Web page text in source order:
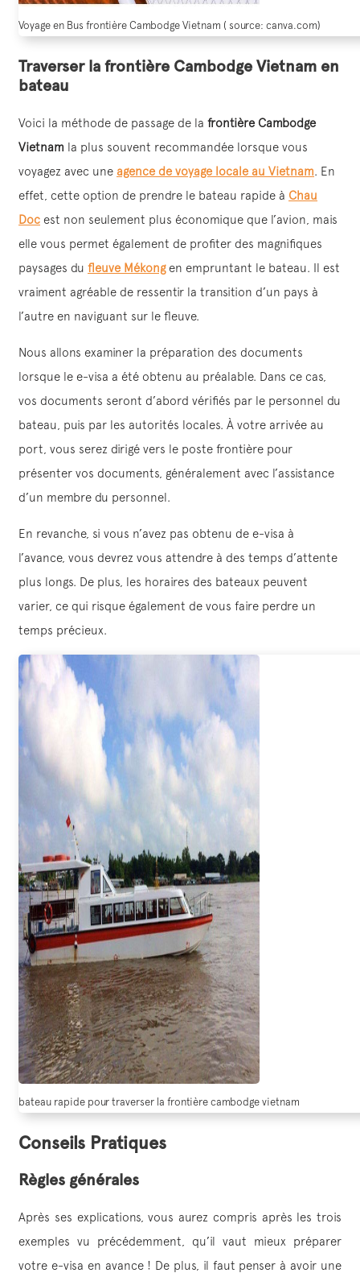
Voyage en Bus frontière Cambodge Vietnam ( source: canva.com)
Traverser la frontière Cambodge Vietnam en
bateau
Voici la méthode de passage de la frontière Cambodge
Vietnam la plus souvent recommandée lorsque vous
voyagez avec une agence de voyage locale au Vietnam. En
effet, cette option de prendre le bateau rapide à Chau
Doc est non seulement plus économique que l’avion, mais
elle vous permet également de profiter des magnifiques
paysages du fleuve Mékongen empruntant le bateau. Il est
vraiment agréable de ressentir la transition d’un pays à
l’autre en naviguant sur le fleuve.
Nous allons examiner la préparation des documents
lorsque le e-visa a été obtenu au préalable. Dans ce cas,
vos documents seront d’abord vérifiés par le personnel du
bateau, puis par les autorités locales. À votre arrivée au
port, vous serez dirigé vers le poste frontière pour
présenter vos documents, généralement avec l’assistance
d’un membre du personnel.
En revanche, si vous n’avez pas obtenu de e-visa à
l’avance, vous devrez vous attendre à des temps d’attente
plus longs. De plus, les horaires des bateaux peuvent
varier, ce qui risque également de vous faire perdre un
temps précieux.
bateau rapide pour traverser la frontière cambodge vietnam
Conseils Pratiques
Règles générales
Après ses explications, vous aurez compris après les trois
exemples vu précédemment, qu’il vaut mieux préparer
votre e-visa en avance ! De plus, il faut penser à avoir une